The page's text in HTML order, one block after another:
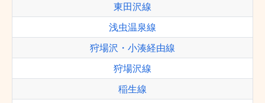
東田沢線
浅虫温泉線
狩場沢・小湊経由線
狩場沢線
稲生線